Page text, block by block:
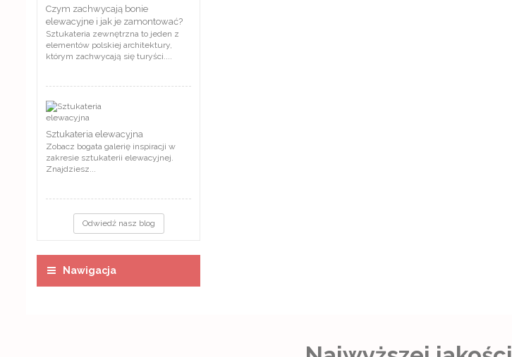
Czym zachwycają bonie
elewacyjne i jak je zamontować?
Sztukateria zewnętrzna to jeden z
elementów polskiej architektury,
którym zachwycają się turyści....
Sztukateria elewacyjna
Zobacz bogata galerię inspiracji w
zakresie sztukaterii elewacyjnej.
Znajdziesz...
Odwiedź nasz blog
Nawigacja